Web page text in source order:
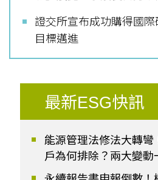
證交所宣布成功購得國際
目標邁進
最新ESG快訊
能源管理法修法大轉彎
戶為何排除？兩大變動